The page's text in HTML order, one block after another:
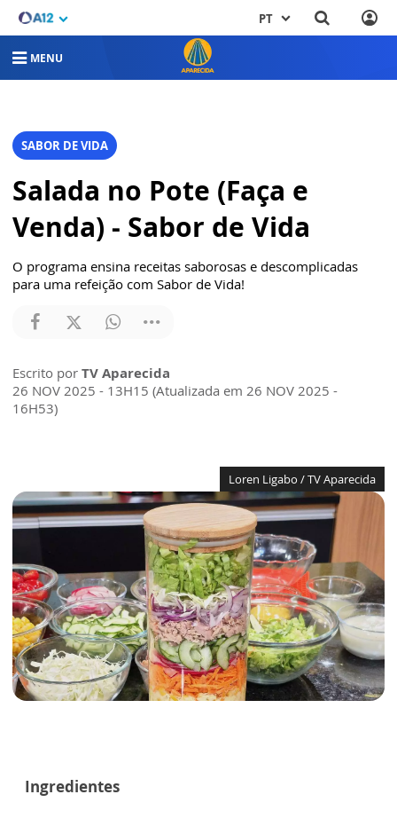
PT
MENU
SABOR DE VIDA
Salada no Pote (Faça e
Venda) - Sabor de Vida
O programa ensina receitas saborosas e descomplicadas
para uma refeição com Sabor de Vida!
Escrito por TV Aparecida
26 NOV 2025 - 13H15 (Atualizada em 26 NOV 2025 -
16H53)
Loren Ligabo / TV Aparecida
Ingredientes